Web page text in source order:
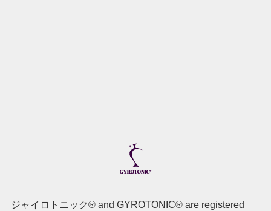
ジャイロトニック® and GYROTONIC® are registered